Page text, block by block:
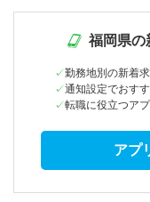
福岡県の
勤務地別の新着
通知設定でおす
転職に役立つア
アプ